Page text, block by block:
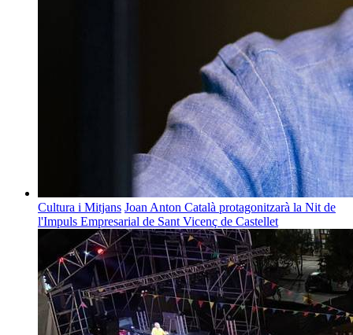
Cultura i Mitjans Joan Anton Català protagonitzarà la Nit de
l'Impuls Empresarial de Sant Vicenç de Castellet